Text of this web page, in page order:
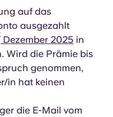
auf das
ausgezahlt
Dezember 2025 in
Wird die Prämie bis
genommen,
in hat keinen
die E-Mail vom